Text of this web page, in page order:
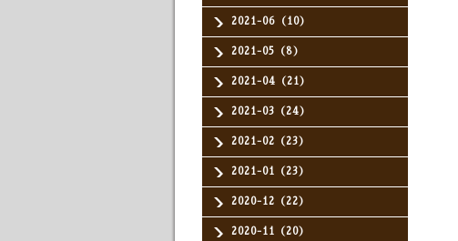
2021-06（10）
2021-05（8）
2021-04（21）
2021-03（24）
2021-02（23）
2021-01（23）
2020-12（22）
2020-11（20）